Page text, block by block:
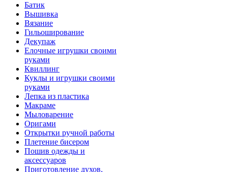
Батик
Вышивка
Вязание
Гильоширование
Декупаж
Елочные игрушки своими
руками
Квиллинг
Куклы и игрушки своими
руками
Лепка из пластика
Макраме
Мыловарение
Оригами
Открытки ручной работы
Плетение бисером
Пошив одежды и
аксессуаров
Приготовление духов,